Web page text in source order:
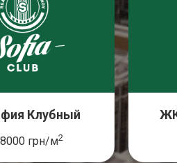
Клубный
грн/м2